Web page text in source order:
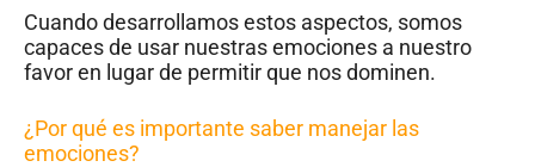
Cuando desarrollamos estos aspectos, somos
capaces de usar nuestras emociones a nuestro
favor en lugar de permitir que nos dominen.
¿Por qué es importante saber manejar las
emociones?